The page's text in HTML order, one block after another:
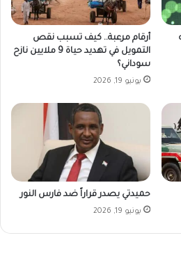
أرقام مرعبة.. كيف تسبب نقص
التمويل في تهديد حياة 9 ملايين نازح
سوداني؟
يونيو 19, 2026
حميدتي يصدر قراراً ضد فارس النور
يونيو 19, 2026